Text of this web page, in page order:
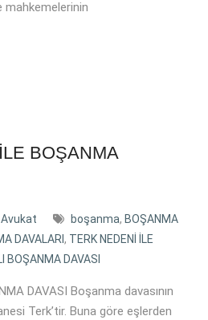
mahkemelerinin
BOŞANMA
Avukat boşanma, BOŞANMA
DAVALARI, TERK NEDENİ İLE
BOŞANMA DAVASI
DAVASI Boşanma davasının
Terk’tir. Buna göre eşlerden